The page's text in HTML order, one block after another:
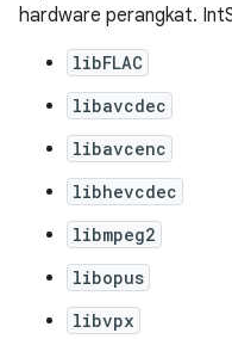
hardware perangkat.
libFLAC
libavcdec
libavcenc
libhevcdec
libmpeg2
libopus
libvpx